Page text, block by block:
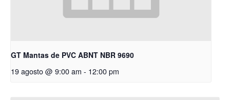
GT Mantas de PVC ABNT NBR 9690
19 agosto @ 9:00 am - 12:00 pm